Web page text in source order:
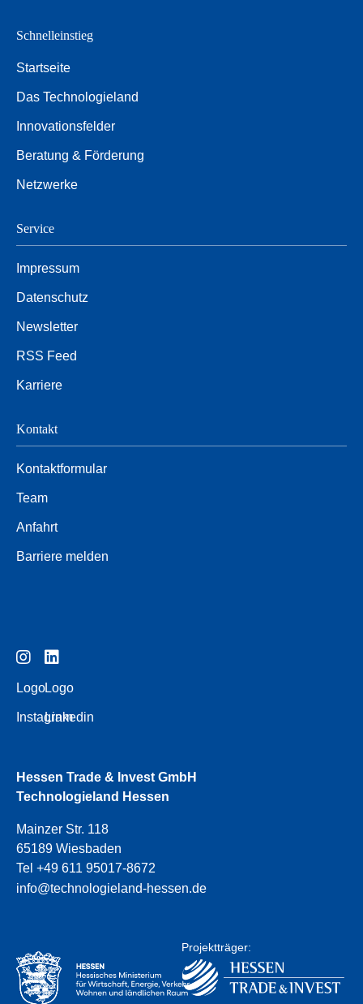
Schnelleinstieg
Startseite
Das Technologieland
Innovationsfelder
Beratung & Förderung
Netzwerke
Service
Impressum
Datenschutz
Newsletter
RSS Feed
Karriere
Kontakt
Kontaktformular
Team
Anfahrt
Barriere melden
Logo
Instagram
Logo
Linkedin
Hessen Trade & Invest GmbH
Technologieland Hessen
Mainzer Str. 118
65189 Wiesbaden
Tel +49 611 95017-8672
info@technologieland-hessen.de
Projektträger: